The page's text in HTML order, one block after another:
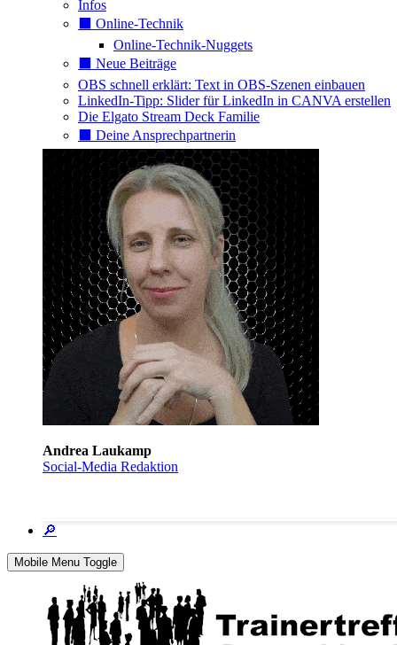
Infos
⬛️ Online-Technik
Online-Technik-Nuggets
⬛️ Neue Beiträge
OBS schnell erklärt: Text in OBS-Szenen einbauen
LinkedIn-Tipp: Slider für LinkedIn in CANVA erstellen
Die Elgato Stream Deck Familie
⬛️ Deine Ansprechpartnerin
Andrea Laukamp
Social-Media Redaktion
🔎
Mobile Menu Toggle